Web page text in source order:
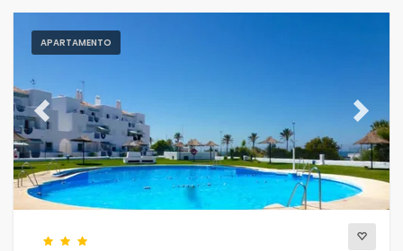
APARTAMENTO
Previous Next